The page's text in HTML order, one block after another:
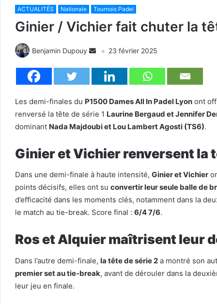
ACTUALITÉS Nationale Tournois Padel
Ginier / Vichier fait chuter la
Benjamin Dupouy 23 février 2025
Les demi-finales du P1500 Dames All In Padel Lyon ont
renversé la tête de série 1 Laurine Bergaud et Jennifer
dominant Nada Majdoubi et Lou Lambert Agosti (TS6).
Ginier et Vichier renversent la
Dans une demi-finale à haute intensité, Ginier et Vichier
points décisifs, elles ont su convertir leur seule balle de
d’efficacité dans les moments clés, notamment dans la
le match au tie-break. Score final : 6/4 7/6.
Ros et Alquier maîtrisent leur
Dans l’autre demi-finale, la tête de série 2 a montré son
premier set au tie-break, avant de dérouler dans la
leur jeu en finale.